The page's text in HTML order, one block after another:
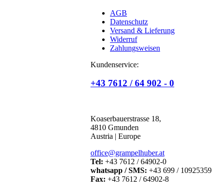
AGB
Datenschutz
Versand & Lieferung
Widerruf
Zahlungsweisen
Kundenservice:
+43 7612 / 64 902 - 0
Koaserbauerstrasse 18,
4810 Gmunden
Austria | Europe
office@grampelhuber.at
Tel: +43 7612 / 64902-0
whatsapp / SMS: +43 699 / 10925359
Fax: +43 7612 / 64902-8